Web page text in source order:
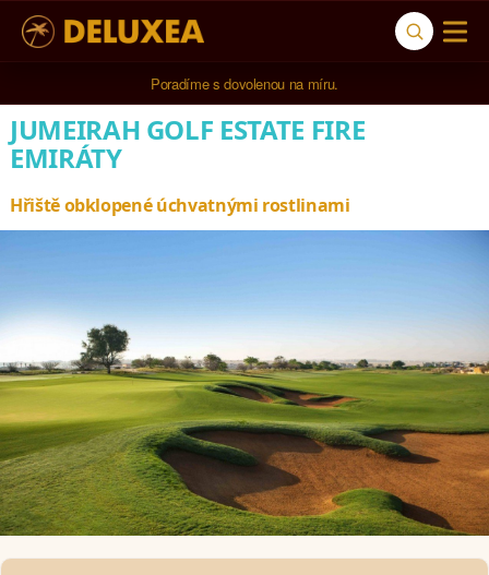
Poradíme s dovolenou na míru.
JUMEIRAH GOLF ESTATE FIRE
EMIRÁTY
Hřiště obklopené úchvatnými rostlinami